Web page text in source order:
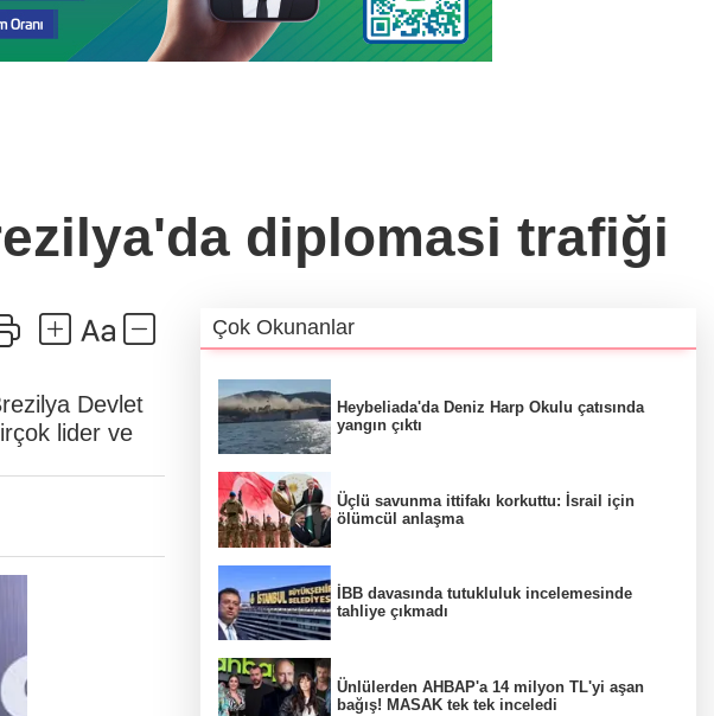
diplomasi trafiği
Devlet
lider ve
Çok Okunanlar
Heybeliada'da Deniz Harp Okulu çatısında
yangın çıktı
Üçlü savunma ittifakı korkuttu: İsrail için
ölümcül anlaşma
İBB davasında tutukluluk incelemesinde
tahliye çıkmadı
Ünlülerden AHBAP'a 14 milyon TL'yi aşan
bağış! MASAK tek tek inceledi